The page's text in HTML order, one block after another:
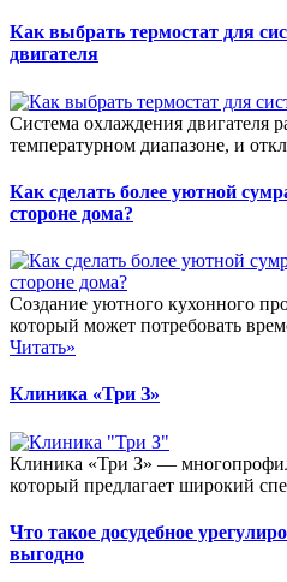
Как выбрать термостат для
двигателя
Система охлаждения двигателя
температурном диапазоне, и
Как сделать более уютной
стороне дома?
Создание уютного кухонного
который может потребовать
Читать»
Клиника «Три З»
Клиника «Три З» —
который предлагает широкий
Что такое досудебное
выгодно